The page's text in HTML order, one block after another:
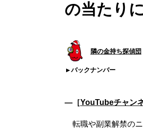
の当たり
隣の金持ち探偵団
バックナンバー
―［YouTubeチャン
転職や副業解禁のニ